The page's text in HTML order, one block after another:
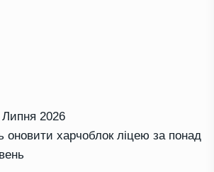
2026
оновити харчоблок ліцею за понад